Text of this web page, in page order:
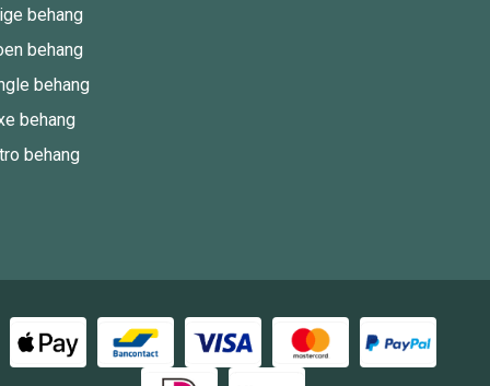
behang
behang
behang
behang
behang